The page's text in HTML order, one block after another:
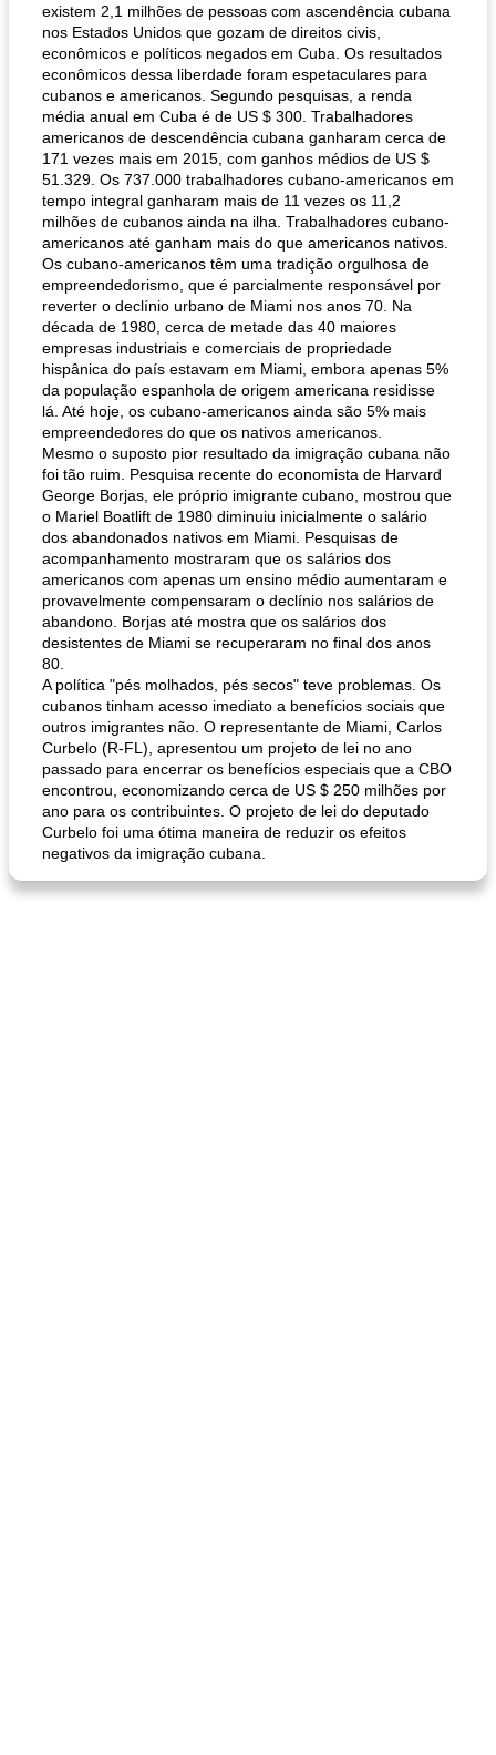
existem 2,1 milhões de pessoas com ascendência cubana
nos Estados Unidos que gozam de direitos civis,
econômicos e políticos negados em Cuba. Os resultados
econômicos dessa liberdade foram espetaculares para
cubanos e americanos. Segundo pesquisas, a renda
média anual em Cuba é de US $ 300. Trabalhadores
americanos de descendência cubana ganharam cerca de
171 vezes mais em 2015, com ganhos médios de US $
51.329. Os 737.000 trabalhadores cubano-americanos em
tempo integral ganharam mais de 11 vezes os 11,2
milhões de cubanos ainda na ilha. Trabalhadores cubano-
americanos até ganham mais do que americanos nativos.
Os cubano-americanos têm uma tradição orgulhosa de
empreendedorismo, que é parcialmente responsável por
reverter o declínio urbano de Miami nos anos 70. Na
década de 1980, cerca de metade das 40 maiores
empresas industriais e comerciais de propriedade
hispânica do país estavam em Miami, embora apenas 5%
da população espanhola de origem americana residisse
lá. Até hoje, os cubano-americanos ainda são 5% mais
empreendedores do que os nativos americanos.
Mesmo o suposto pior resultado da imigração cubana não
foi tão ruim. Pesquisa recente do economista de Harvard
George Borjas, ele próprio imigrante cubano, mostrou que
o Mariel Boatlift de 1980 diminuiu inicialmente o salário
dos abandonados nativos em Miami. Pesquisas de
acompanhamento mostraram que os salários dos
americanos com apenas um ensino médio aumentaram e
provavelmente compensaram o declínio nos salários de
abandono. Borjas até mostra que os salários dos
desistentes de Miami se recuperaram no final dos anos
80.
A política "pés molhados, pés secos" teve problemas. Os
cubanos tinham acesso imediato a benefícios sociais que
outros imigrantes não. O representante de Miami, Carlos
Curbelo (R-FL), apresentou um projeto de lei no ano
passado para encerrar os benefícios especiais que a CBO
encontrou, economizando cerca de US $ 250 milhões por
ano para os contribuintes. O projeto de lei do deputado
Curbelo foi uma ótima maneira de reduzir os efeitos
negativos da imigração cubana.